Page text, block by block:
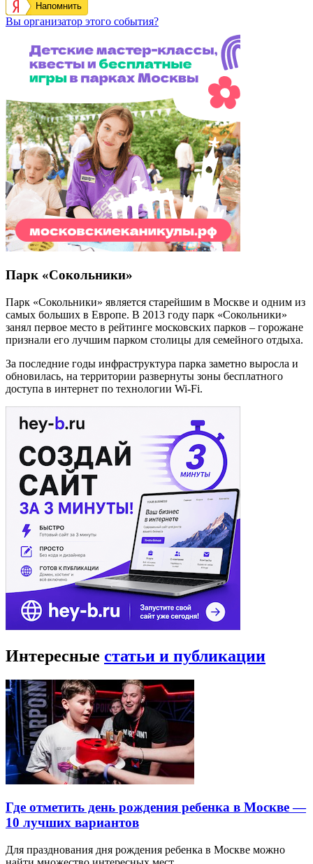
Напомнить
Вы организатор этого события?
Парк «Сокольники»
Парк «Сокольники» является старейшим в Москве и одним из
самых больших в Европе. В 2013 году парк «Сокольники»
занял первое место в рейтинге московских парков – горожане
признали его лучшим парком столицы для семейного отдыха.
За последние годы инфраструктура парка заметно выросла и
обновилась, на территории развернуты зоны бесплатного
доступа в интернет по технологии Wi-Fi.
Интересные статьи и публикации
Где отметить день рождения ребенка в Москве —
10 лучших вариантов
Для празднования дня рождения ребенка в Москве можно